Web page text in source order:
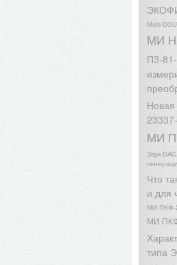
Multi-
МИ
П3-
МИ
Звук-
Что
и для
МИ ПКФ-
МИ
типа